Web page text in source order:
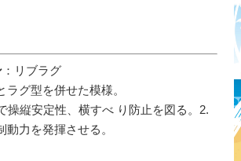
：リブラグ
ラグ型を併せた模様。
操縦安定性、横すべ り防止を図る。2.
動力を発揮させる。